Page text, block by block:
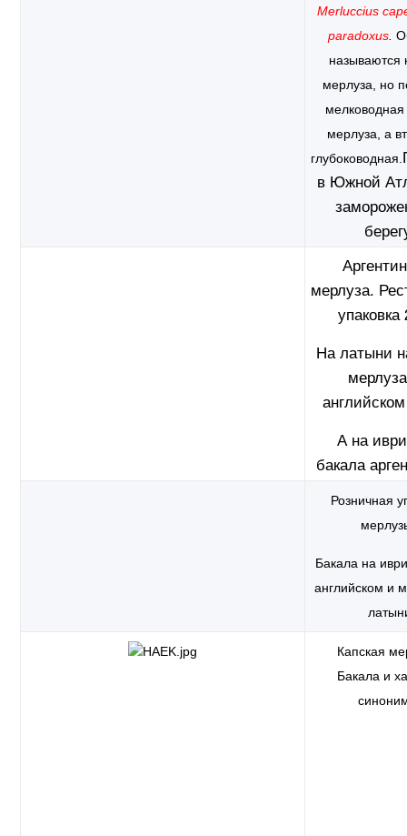
Merluccius
paradoxus.
называются
мерлуза, но
мелководная
мерлуза, а
глубоководная.
в Южной
мерлуза.
упаковка
На латыни
А на
бакала
Розничная
Бакала на
английском и
Капская
Бакала и